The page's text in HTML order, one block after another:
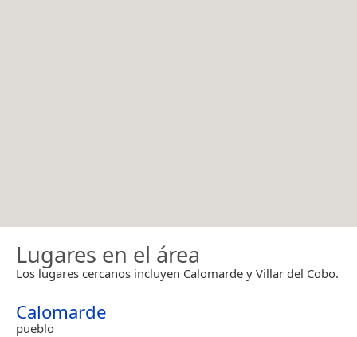
Lugares en el área
Los lugares cercanos incluyen Calomarde y Villar del Cobo.
Calomarde
pueblo